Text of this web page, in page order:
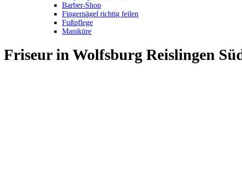
Barber-Shop
Fingernägel richtig feilen
Fußpflege
Maniküre
Friseur in Wolfsburg Reislingen